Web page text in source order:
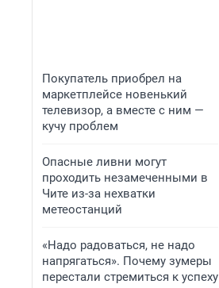
Покупатель приобрел на
маркетплейсе новенький
телевизор, а вместе с ним —
кучу проблем
Опасные ливни могут
проходить незамеченными в
Чите из-за нехватки
метеостанций
«Надо радоваться, не надо
напрягаться». Почему зумеры
перестали стремиться к успеху